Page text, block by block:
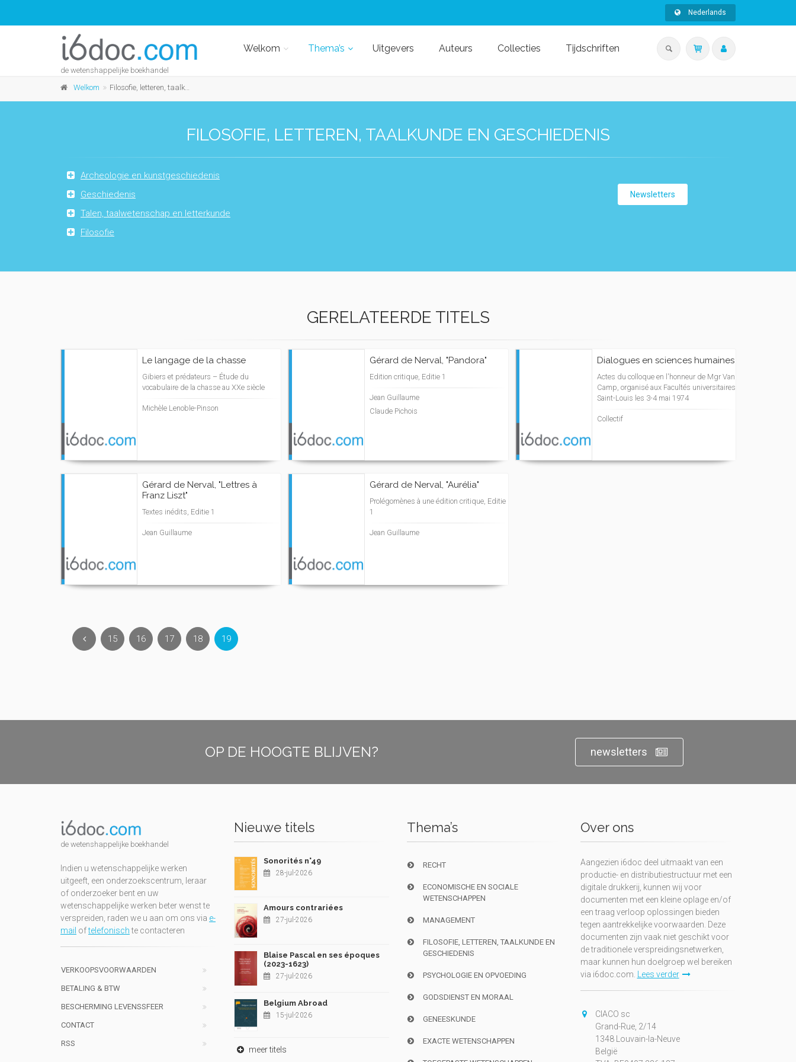
Nederlands
de wetenshappelijke boekhandel
Welkom Thema’s Uitgevers Auteurs Collecties Tijdschriften
Welkom Filosofie, letteren, taalkunde en geschiedenis
FILOSOFIE, LETTEREN, TAALKUNDE EN GESCHIEDENIS
Archeologie en kunstgeschiedenis
Geschiedenis
Talen, taalwetenschap en letterkunde
Filosofie
Newsletters
GERELATEERDE TITELS
Le langage de la chasse
Gibiers et prédateurs – Étude du
vocabulaire de la chasse au XXe siècle
Michèle Lenoble-Pinson
Gérard de Nerval, "Pandora"
Edition critique, Editie 1
Jean Guillaume
Claude Pichois
Dialogues en sciences humaines
Actes du colloque en l'honneur de Mgr Van
Camp, organisé aux Facultés universitaires
Saint-Louis les 3-4 mai 1974
Collectif
Gérard de Nerval, "Lettres à
Franz Liszt"
Textes inédits, Editie 1
Jean Guillaume
Gérard de Nerval, "Aurélia"
Prolégomènes à une édition critique, Editie
1
Jean Guillaume
15 16 17 18 19
OP DE HOOGTE BLIJVEN? newsletters
de wetenshappelijke boekhandel
Indien u wetenschappelijke werken
uitgeeft, een onderzoekscentrum, leraar
of onderzoeker bent en uw
wetenschappelijke werken beter wenst te
verspreiden, raden we u aan om ons via e-
mail oftelefonischte contacteren
VERKOOPSVOORWAARDEN
BETALING & BTW
BESCHERMING LEVENSSFEER
CONTACT
RSS
Nieuwe titels
Sonorités n°49
28-jul-2026
Amours contrariées
27-jul-2026
Blaise Pascal en ses époques
(2023-1623)
27-jul-2026
Belgium Abroad
15-jul-2026
meer titels
Thema’s
RECHT
ECONOMISCHE EN SOCIALE
WETENSCHAPPEN
MANAGEMENT
FILOSOFIE, LETTEREN, TAALKUNDE EN
GESCHIEDENIS
PSYCHOLOGIE EN OPVOEDING
GODSDIENST EN MORAAL
GENEESKUNDE
EXACTE WETENSCHAPPEN
Over ons
Aangezien i6doc deel uitmaakt van een
productie- en distributiestructuur met een
digitale drukkerij, kunnen wij voor
documenten met een kleine oplage en/of
een traag verloop oplossingen bieden
tegen aantrekkelijke voorwaarden. Deze
documenten zijn vaak niet geschikt voor
de traditionele verspreidingsnetwerken,
maar kunnen hun doelgroep wel bereiken
via i6doc.com.
Lees verder
CIACO sc
Grand-Rue, 2/14
1348 Louvain-la-Neuve
België